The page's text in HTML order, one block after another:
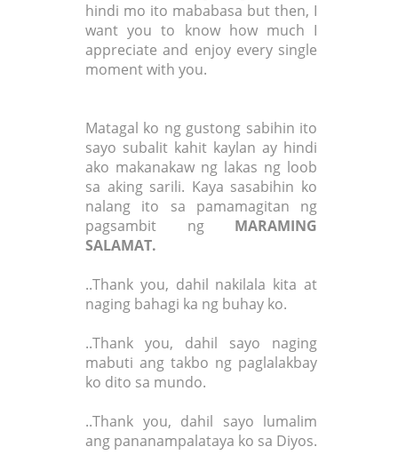
hindi mo ito mababasa but then, I
want you to know how much I
appreciate and enjoy every single
moment with you.
Matagal ko ng gustong sabihin ito
sayo subalit kahit kaylan ay hindi
ako makanakaw ng lakas ng loob
sa aking sarili. Kaya sasabihin ko
nalang ito sa pamamagitan ng
pagsambit ng MARAMING
SALAMAT.
..Thank you, dahil nakilala kita at
naging bahagi ka ng buhay ko.
..Thank you, dahil sayo naging
mabuti ang takbo ng paglalakbay
ko dito sa mundo.
..Thank you, dahil sayo lumalim
ang pananampalataya ko sa Diyos.